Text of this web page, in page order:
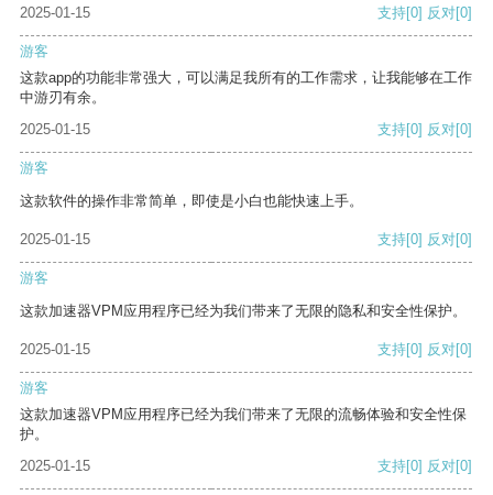
2025-01-15
支持[0] 反对[0]
游客
这款app的功能非常强大，可以满足我所有的工作需求，让我能够在工作
中游刃有余。
2025-01-15
支持[0] 反对[0]
游客
这款软件的操作非常简单，即使是小白也能快速上手。
2025-01-15 支持[0] 反对[0]
游客
这款加速器VPM应用程序已经为我们带来了无限的隐私和安全性保护。
2025-01-15 支持[0] 反对[0]
游客
这款加速器VPM应用程序已经为我们带来了无限的流畅体验和安全性保
护。
2025-01-15
支持[0] 反对[0]